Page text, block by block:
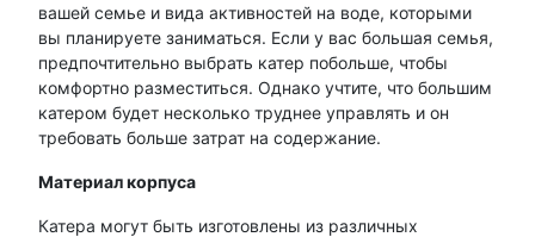
вашей семье и вида активностей на воде, которыми
вы планируете заниматься. Если у вас большая семья,
предпочтительно выбрать катер побольше, чтобы
комфортно разместиться. Однако учтите, что большим
катером будет несколько труднее управлять и он
требовать больше затрат на содержание.
Материал корпуса
Катера могут быть изготовлены из различных